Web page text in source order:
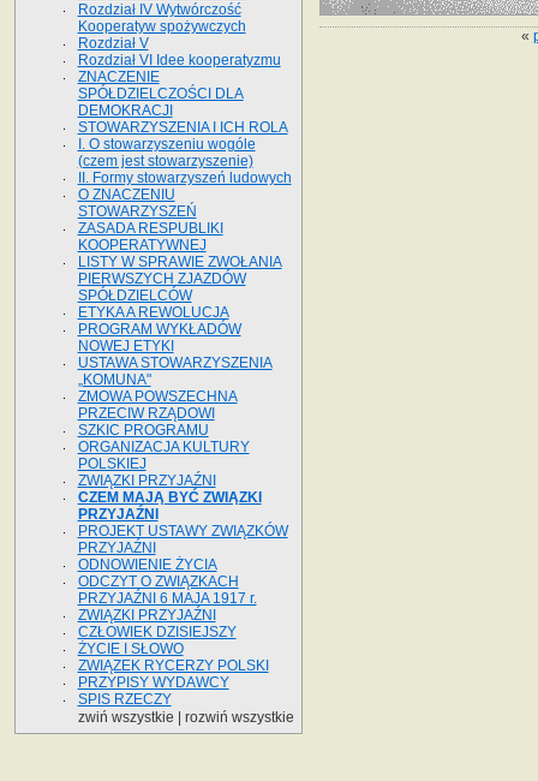
«
Rozdział IV Wytwórczość
Kooperatyw spożywczych
Rozdział V
Rozdział VI Idee kooperatyzmu
ZNACZENIE
SPÓŁDZIELCZOŚCI DLA
DEMOKRACJI
STOWARZYSZENIA I ICH ROLA
I. O stowarzyszeniu wogóle
(czem jest stowarzyszenie)
II. Formy stowarzyszeń ludowych
O ZNACZENIU
STOWARZYSZEŃ
ZASADA RESPUBLIKI
KOOPERATYWNEJ
LISTY W SPRAWIE ZWOŁANIA
PIERWSZYCH ZJAZDÓW
SPÓŁDZIELCÓW
ETYKA A REWOLUCJA
PROGRAM WYKŁADÓW
NOWEJ ETYKI
USTAWA STOWARZYSZENIA
„KOMUNA"
ZMOWA POWSZECHNA
PRZECIW RZĄDOWI
SZKIC PROGRAMU
ORGANIZACJA KULTURY
POLSKIEJ
ZWIĄZKI PRZYJAŹNI
CZEM MAJĄ BYĆ ZWIĄZKI
PRZYJAŹNI
PROJEKT USTAWY ZWIĄZKÓW
PRZYJAŹNI
ODNOWIENIE ŻYCIA
ODCZYT O ZWIĄZKACH
PRZYJAŹNI 6 MAJA 1917 r.
ZWIĄZKI PRZYJAŹNI
CZŁOWIEK DZISIEJSZY
ŻYCIE I SŁOWO
ZWIĄZEK RYCERZY POLSKI
PRZYPISY WYDAWCY
SPIS RZECZY
zwiń wszystkie
rozwiń wszystkie